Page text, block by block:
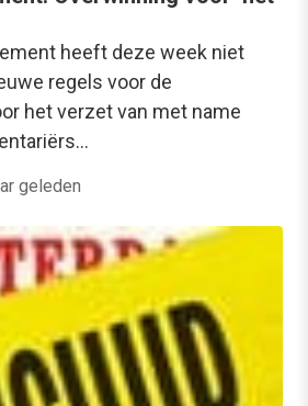
heeft deze week niet
regels voor de
het verzet van met name
geleden